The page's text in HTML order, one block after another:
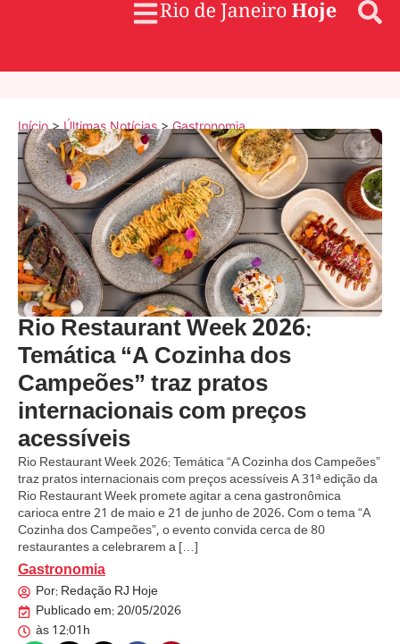
Início>Últimas Notícias>Gastronomia
Rio Restaurant Week 2026:
Temática “A Cozinha dos
Campeões” traz pratos
internacionais com preços
acessíveis
Rio Restaurant Week 2026: Temática “A Cozinha dos Campeões”
traz pratos internacionais com preços acessíveis A 31ª edição da
Rio Restaurant Week promete agitar a cena gastronômica
carioca entre 21 de maio e 21 de junho de 2026. Com o tema “A
Cozinha dos Campeões”, o evento convida cerca de 80
restaurantes a celebrarem a […]
Gastronomia
Por: Redação RJ Hoje
Publicado em:20/05/2026
às12:01h